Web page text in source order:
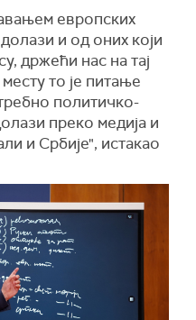
европских
и од оних који
држећи нас на тај
то је питање
политичко-
преко медија и
и Србије", истакао